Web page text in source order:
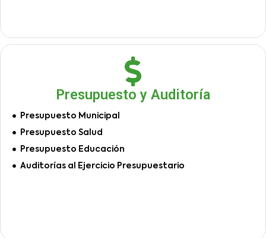
Presupuesto y Auditoría
Presupuesto Municipal
Presupuesto Salud
Presupuesto Educación
Auditorías al Ejercicio Presupuestario